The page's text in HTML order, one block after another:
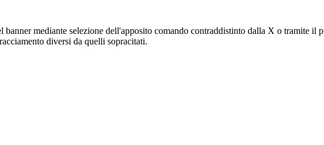
mediante selezione dell'apposito comando contraddistinto dalla X o tramite il
diversi da quelli sopracitati.